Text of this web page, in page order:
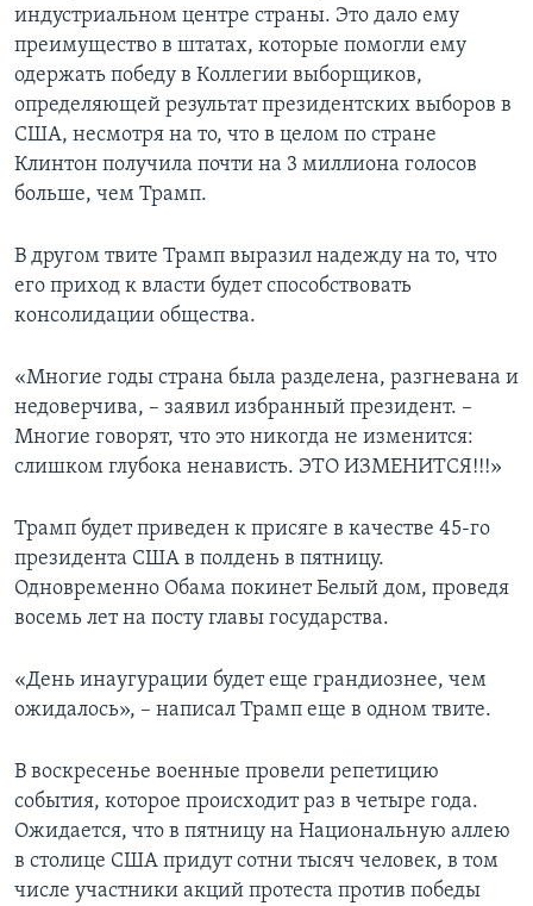
индустриальном центре страны. Это дало ему
преимущество в штатах, которые помогли ему
одержать победу в Коллегии выборщиков,
определяющей результат президентских выборов в
США, несмотря на то, что в целом по стране
Клинтон получила почти на 3 миллиона голосов
больше, чем Трамп.
В другом твите Трамп выразил надежду на то, что
его приход к власти будет способствовать
консолидации общества.
«Многие годы страна была разделена, разгневана и
недоверчива, – заявил избранный президент. –
Многие говорят, что это никогда не изменится:
слишком глубока ненависть. ЭТО ИЗМЕНИТСЯ!!!»
Трамп будет приведен к присяге в качестве 45-го
президента США в полдень в пятницу.
Одновременно Обама покинет Белый дом, проведя
восемь лет на посту главы государства.
«День инаугурации будет еще грандиознее, чем
ожидалось», – написал Трамп еще в одном твите.
В воскресенье военные провели репетицию
события, которое происходит раз в четыре года.
Ожидается, что в пятницу на Национальную аллею
в столице США придут сотни тысяч человек, в том
числе участники акций протеста против победы